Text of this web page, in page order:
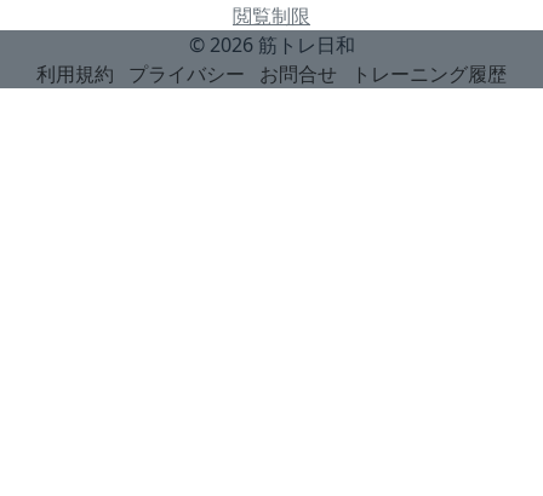
閲覧制限
© 2026 筋トレ日和
利用規約
プライバシー お問合せ トレーニング履歴